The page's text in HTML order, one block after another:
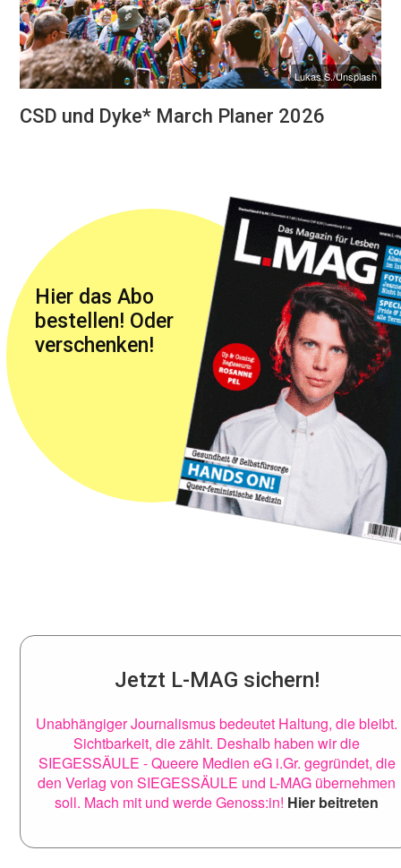
Lukas S./Unsplash
CSD und Dyke* March Planer 2026
Hier das Abo
bestellen! Oder
verschenken!
Jetzt L-MAG sichern!
Unabhängiger Journalismus bedeutet Haltung, die bleibt.
Sichtbarkeit, die zählt. Deshalb haben wir die
SIEGESSÄULE - Queere Medien eG i.Gr. gegründet, die
den Verlag von SIEGESSÄULE und L-MAG übernehmen
soll. Mach mit und werde Genoss:in! Hier beitreten